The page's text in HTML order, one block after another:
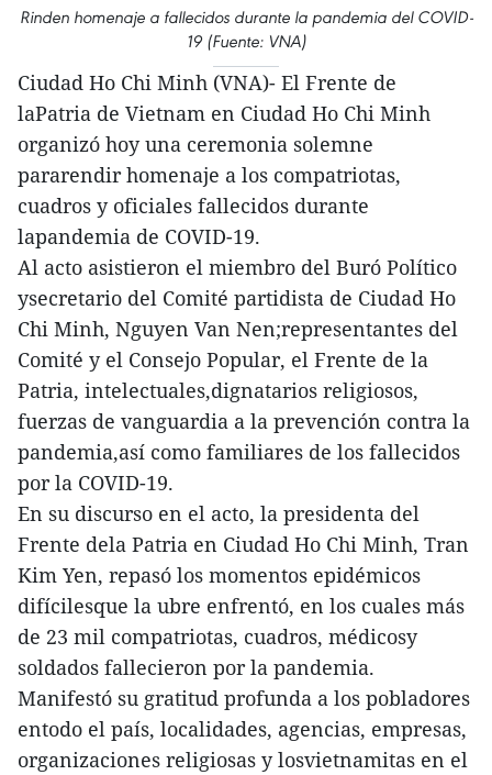
Rinden homenaje a fallecidos durante la pandemia del COVID-
19 (Fuente: VNA)
Ciudad Ho Chi Minh (VNA)- El Frente de
laPatria de Vietnam en Ciudad Ho Chi Minh
organizó hoy una ceremonia solemne
pararendir homenaje a los compatriotas,
cuadros y oficiales fallecidos durante
lapandemia de COVID-19.
Al acto asistieron el miembro del Buró Político
ysecretario del Comité partidista de Ciudad Ho
Chi Minh, Nguyen Van Nen;representantes del
Comité y el Consejo Popular, el Frente de la
Patria, intelectuales,dignatarios religiosos,
fuerzas de vanguardia a la prevención contra la
pandemia,así como familiares de los fallecidos
por la COVID-19.
En su discurso en el acto, la presidenta del
Frente dela Patria en Ciudad Ho Chi Minh, Tran
Kim Yen, repasó los momentos epidémicos
difícilesque la ubre enfrentó, en los cuales más
de 23 mil compatriotas, cuadros, médicosy
soldados fallecieron por la pandemia.
Manifestó su gratitud profunda a los pobladores
entodo el país, localidades, agencias, empresas,
organizaciones religiosas y losvietnamitas en el